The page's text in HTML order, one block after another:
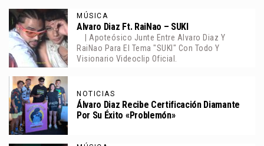
MÚSICA
Alvaro Diaz Ft. RaiNao – SUKI
| Apoteósico Junte Entre Alvaro Diaz Y
RaiNao Para El Tema "SUKI" Con Todo Y
Visionario Videoclip Oficial.
NOTICIAS
Álvaro Diaz Recibe Certificación Diamante
Por Su Éxito «Problemón»